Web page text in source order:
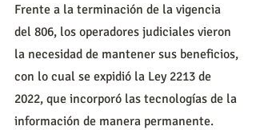
Frente a la terminación de la vigencia
del 806, los operadores judiciales vieron
la necesidad de mantener sus beneficios,
con lo cual se expidió la Ley 2213 de
2022, que incorporó las tecnologías de la
información de manera permanente.